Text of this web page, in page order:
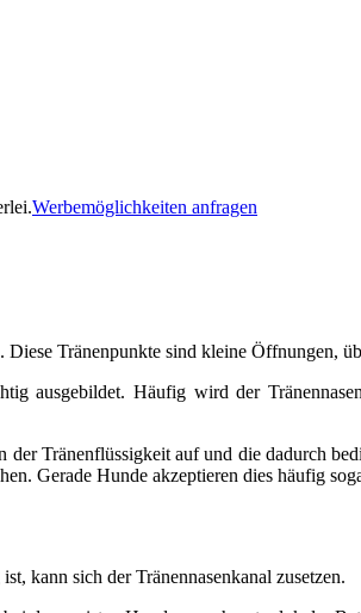
Werbemöglichkeiten anfragen
Tränenpunkte sind kleine Öffnungen,
ausgebildet. Häufig wird der
Tränenflüssigkeit auf und die dadurch
Gerade Hunde akzeptieren dies häufig
kann sich der Tränennasenkanal zusetzen.